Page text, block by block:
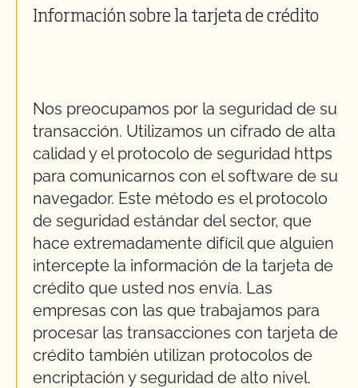
Información sobre la tarjeta de crédito
Nos preocupamos por la seguridad de su
transacción. Utilizamos un cifrado de alta
calidad y el protocolo de seguridad https
para comunicarnos con el software de su
navegador. Este método es el protocolo
de seguridad estándar del sector, que
hace extremadamente difícil que alguien
intercepte la información de la tarjeta de
crédito que usted nos envía. Las
empresas con las que trabajamos para
procesar las transacciones con tarjeta de
crédito también utilizan protocolos de
encriptación y seguridad de alto nivel.